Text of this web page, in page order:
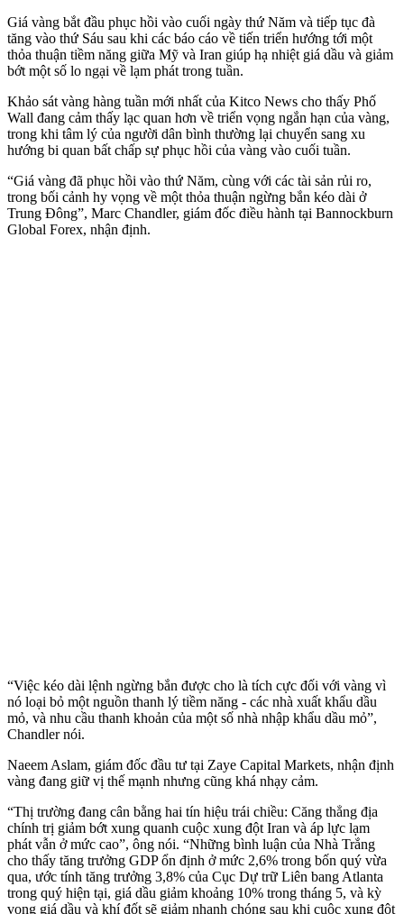
Giá vàng bắt đầu phục hồi vào cuối ngày thứ Năm và tiếp tục đà
tăng vào thứ Sáu sau khi các báo cáo về tiến triển hướng tới một
thỏa thuận tiềm năng giữa Mỹ và Iran giúp hạ nhiệt giá dầu và giảm
bớt một số lo ngại về lạm phát trong tuần.
Khảo sát vàng hàng tuần mới nhất của Kitco News cho thấy Phố
Wall đang cảm thấy lạc quan hơn về triển vọng ngắn hạn của vàng,
trong khi tâm lý của người dân bình thường lại chuyển sang xu
hướng bi quan bất chấp sự phục hồi của vàng vào cuối tuần.
“Giá vàng đã phục hồi vào thứ Năm, cùng với các tài sản rủi ro,
trong bối cảnh hy vọng về một thỏa thuận ngừng bắn kéo dài ở
Trung Đông”, Marc Chandler, giám đốc điều hành tại Bannockburn
Global Forex, nhận định.
“Việc kéo dài lệnh ngừng bắn được cho là tích cực đối với vàng vì
nó loại bỏ một nguồn thanh lý tiềm năng - các nhà xuất khẩu dầu
mỏ, và nhu cầu thanh khoản của một số nhà nhập khẩu dầu mỏ”,
Chandler nói.
Naeem Aslam, giám đốc đầu tư tại Zaye Capital Markets, nhận định
vàng đang giữ vị thế mạnh nhưng cũng khá nhạ‌y cả‌m.
“Thị trường đang cân bằng hai tín hiệu trái chiều: Căng thẳng địa
chính trị giảm bớt xung quanh cuộc xung đột Iran và áp lực lạm
phát vẫn ở mức cao”, ông nói. “Những bình luận của Nhà Trắng
cho thấy tăng trưởng GDP ổn định ở mức 2,6% trong bốn quý vừa
qua, ước tính tăng trưởng 3,8% của Cục Dự trữ Liên bang Atlanta
trong quý hiện tại, giá dầu giảm khoảng 10% trong tháng 5, và kỳ
vọng giá dầu và khí đốt sẽ giảm nhanh chóng sau khi cuộc xung đột